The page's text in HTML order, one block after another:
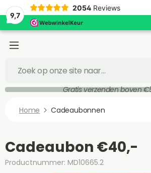
9,7
2054 Reviews
Gratis verzenden boven
Home Cadeaubonnen
Cadeaubon €40,-
Productnummer: MD10665.2